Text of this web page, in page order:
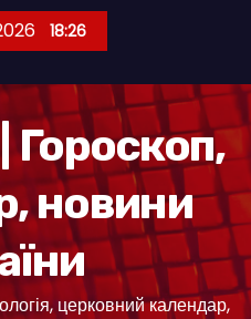
18:26
Гороскоп,
новини
церковний календар,